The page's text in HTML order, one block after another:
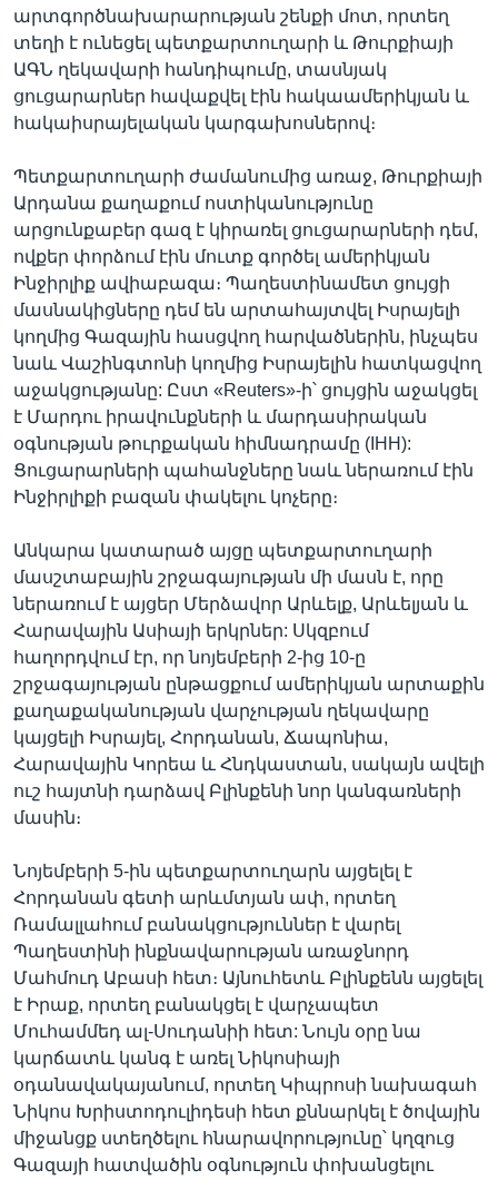
արտգործնախարարության շենքի մոտ, որտեղ
տեղի է ունեցել պետքարտուղարի և Թուրքիայի
ԱԳՆ ղեկավարի հանդիպումը, տասնյակ
ցուցարարներ հավաքվել էին հակաամերիկյան և
հակաիսրայելական կարգախոսներով։
Պետքարտուղարի ժամանումից առաջ, Թուրքիայի
Արդանա քաղաքում ոստիկանությունը
արցունքաբեր գազ է կիրառել ցուցարարների դեմ,
ովքեր փորձում էին մուտք գործել ամերիկյան
Ինջիրլիք ավիաբազա։ Պաղեստինամետ ցույցի
մասնակիցները դեմ են արտահայտվել Իսրայելի
կողմից Գազային հասցվող հարվածներին, ինչպես
նաև Վաշինգտոնի կողմից Իսրայելին հատկացվող
աջակցությանը: Ըստ «Reuters»-ի՝ ցույցին աջակցել
է Մարդու իրավունքների և մարդասիրական
օգնության թուրքական հիմնադրամը (IHH):
Ցուցարարների պահանջները նաև ներառում էին
Ինջիրլիքի բազան փակելու կոչերը։
Անկարա կատարած այցը պետքարտուղարի
մասշտաբային շրջագայության մի մասն է, որը
ներառում է այցեր Մերձավոր Արևելք, Արևելյան և
Հարավային Ասիայի երկրներ: Սկզբում
հաղորդվում էր, որ նոյեմբերի 2-ից 10-ը
շրջագայության ընթացքում ամերիկյան արտաքին
քաղաքականության վարչության ղեկավարը
կայցելի Իսրայել, Հորդանան, Ճապոնիա,
Հարավային Կորեա և Հնդկաստան, սակայն ավելի
ուշ հայտնի դարձավ Բլինքենի նոր կանգառների
մասին։
Նոյեմբերի 5-ին պետքարտուղարն այցելել է
Հորդանան գետի արևմտյան ափ, որտեղ
Ռամալլահում բանակցություններ է վարել
Պաղեստինի ինքնավարության առաջնորդ
Մահմուդ Աբասի հետ։ Այնուհետև Բլինքենն այցելել
է Իրաք, որտեղ բանակցել է վարչապետ
Մուհամմեդ ալ-Սուդանիի հետ: Նույն օրը նա
կարճատև կանգ է առել Նիկոսիայի
օդանավակայանում, որտեղ Կիպրոսի նախագահ
Նիկոս Խրիստոդուլիդեսի հետ քննարկել է ծովային
միջանցք ստեղծելու հնարավորությունը՝ կղզուց
Գազայի հատվածին օգնություն փոխանցելու